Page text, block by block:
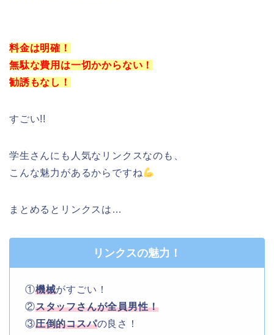
料金は明確！
無駄な費用は一切かからない！
勧誘もなし！
すごい!!
学生さんにも人気なリンクスなのも、
こんな魅力があるからですね
まとめるとリンクスは…
リンクスの魅力！
①機械がすごい！
②スタッフさんが全員男性！
③圧倒的コスパの良さ！